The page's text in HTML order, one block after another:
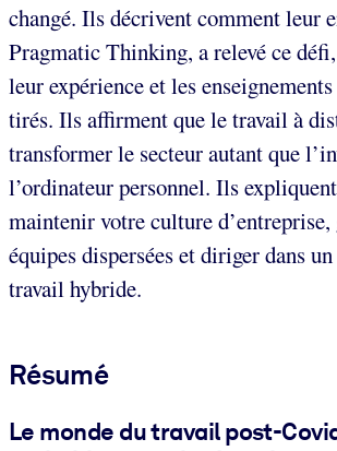
changé. Ils décrivent comment leur
Pragmatic Thinking, a relevé ce
leur expérience et les
tirés. Ils affirment que le travail à
transformer le secteur autant que
l’ordinateur personnel. Ils
maintenir votre culture d’entreprise,
équipes dispersées et diriger dans un
travail hybride.
Résumé
Le monde du travail post-